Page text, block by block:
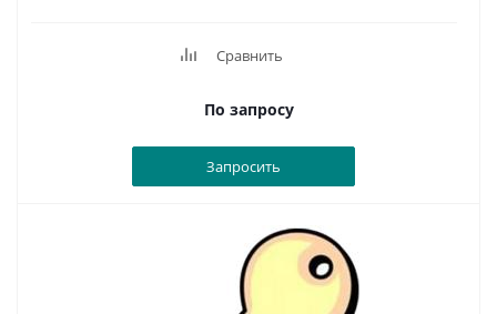
Сравнить
По запросу
Запросить